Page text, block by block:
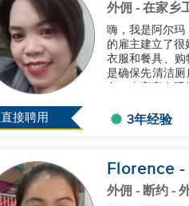
直接聘用
外佣 - 在家乡
嗨，我是阿尔
的雇主建立了
衣服和餐具、购物、园艺、洗车以
是确保先清洁
3年经验
Florence -
外佣 - 断约 -